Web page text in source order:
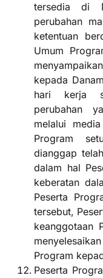
tersedia di
perubahan
ketentuan
Umum
kepada
hari kerja
perubahan
melalui
Program
dianggap
dalam hal
keberatan
Peserta
tersebut,
keanggotaan
Program
Peserta